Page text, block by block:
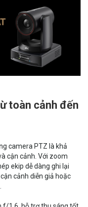
toàn cảnh đến
camera PTZ là khả
cận cảnh. Với zoom
ekip dễ dàng ghi lại
cảnh diễn giả hoặc